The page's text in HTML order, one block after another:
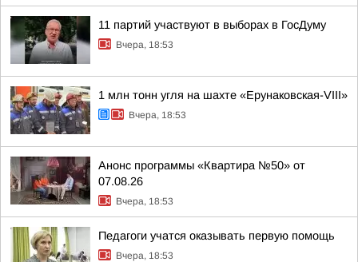
11 партий участвуют в выборах в ГосДуму
Вчера, 18:53
1 млн тонн угля на шахте «Ерунаковская-VIII»
Вчера, 18:53
Анонс программы «Квартира №50» от
07.08.26
Вчера, 18:53
Педагоги учатся оказывать первую помощь
Вчера, 18:53